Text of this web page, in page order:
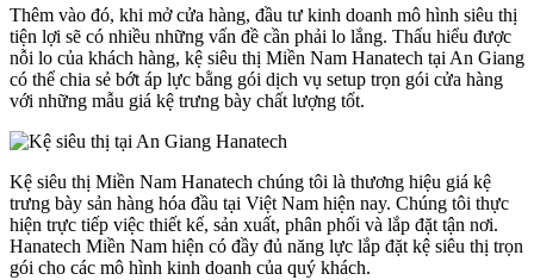
Thêm vào đó, khi mở cửa hàng, đầu tư kinh doanh mô hình siêu thị
tiện lợi sẽ có nhiều những vấn đề cần phải lo lắng. Thấu hiểu được
nỗi lo của khách hàng, kệ siêu thị Miền Nam Hanatech tại An Giang
có thể chia sẻ bớt áp lực bằng gói dịch vụ setup trọn gói cửa hàng
với những mẫu giá kệ trưng bày chất lượng tốt.
Kệ siêu thị Miền Nam Hanatech chúng tôi là thương hiệu giá kệ
trưng bày sản hàng hóa đầu tại Việt Nam hiện nay. Chúng tôi thực
hiện trực tiếp việc thiết kế, sản xuất, phân phối và lắp đặt tận nơi.
Hanatech Miền Nam hiện có đầy đủ năng lực lắp đặt kệ siêu thị trọn
gói cho các mô hình kinh doanh của quý khách.